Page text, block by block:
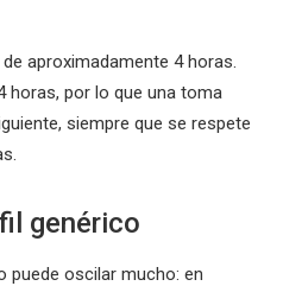
aproximadamente 4 horas.
horas, por lo que una toma
siempre que se respete
genérico
puede oscilar mucho: en